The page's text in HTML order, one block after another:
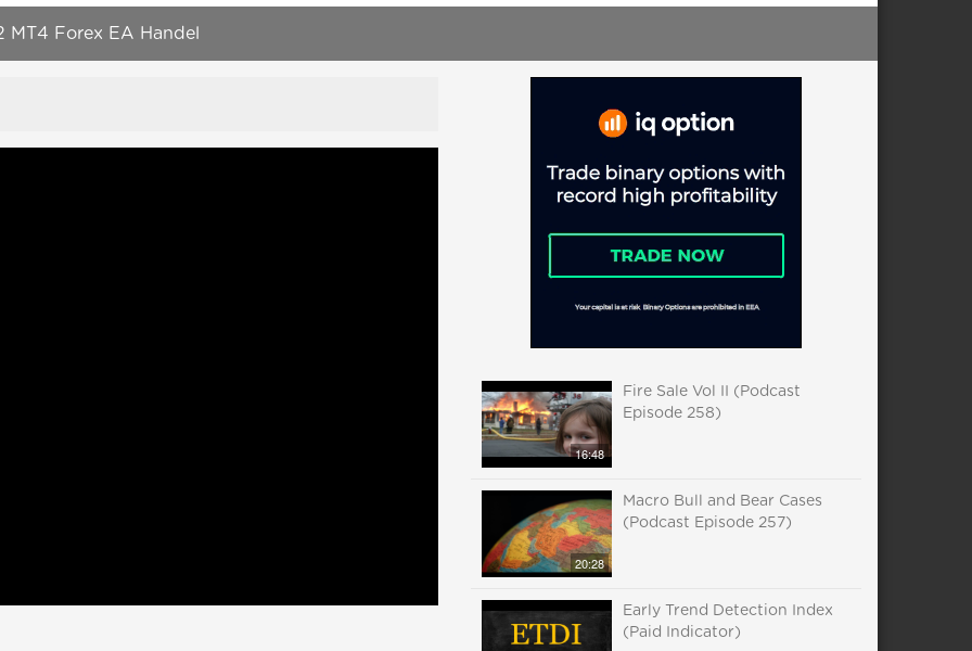
MT4 Forex EA Handel
16:48
Fire Sale Vol II (Podcast
Episode 258)
20:28
Macro Bull and Bear Cases
(Podcast Episode 257)
Early Trend Detection Index
(Paid Indicator)